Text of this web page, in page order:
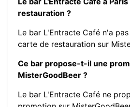
restauration ?
Le bar L'Entracte Café n'a
carte de restauration sur
Ce bar propose-t-il une
MisterGoodBeer ?
Le bar L'Entracte Café ne